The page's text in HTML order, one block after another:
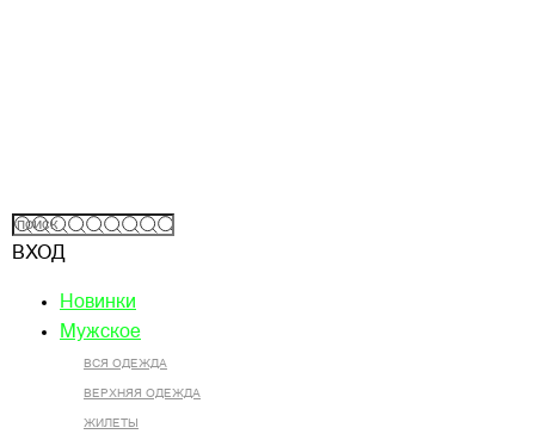
ВХОД
Новинки
Мужское
ВСЯ ОДЕЖДА
ВЕРХНЯЯ ОДЕЖДА
ЖИЛЕТЫ